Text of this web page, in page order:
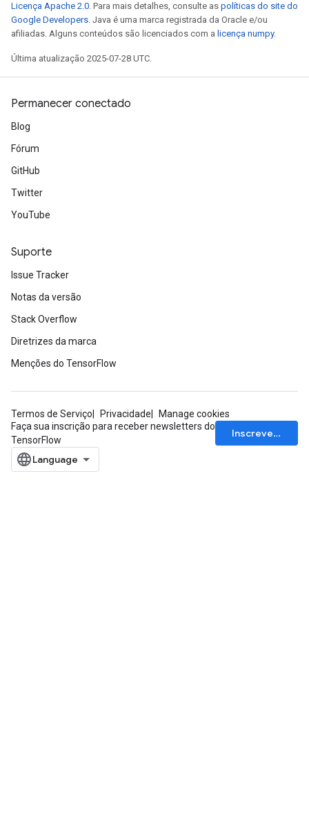
Licença Apache 2.0. Para mais detalhes, consulte as políticas do site do
Google Developers. Java é uma marca registrada da Oracle e/ou
afiliadas. Alguns conteúdos são licenciados com a licença numpy.
Última atualização 2025-07-28 UTC.
Permanecer conectado
Blog
Fórum
GitHub
Twitter
YouTube
Suporte
Issue Tracker
Notas da versão
Stack Overflow
Diretrizes da marca
Menções do TensorFlow
Termos de Serviço Privacidade
Manage cookies
Faça sua inscrição para receber newsletters do
TensorFlow
Inscrever-se